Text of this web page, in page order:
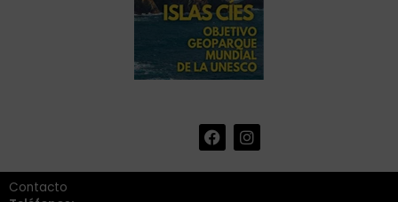
F
a
e
I
n
t
Contacto